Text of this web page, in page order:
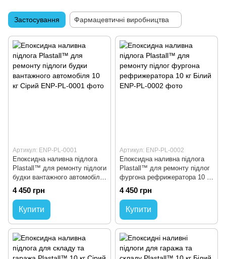
Застосування Фармацевтичні виробництва
Артикул: ENP-PL-0001
Епоксидна наливна підлога
Plastall™ для ремонту підлоги
будки вантажного автомобіля
10 кг Сірий
4 450 грн
Купити
Артикул: ENP-PL-0002
Епоксидна наливна підлога
Plastall™ для ремонту підлог
фургона рефрижератора 10 кг
Білий
4 450 грн
Купити